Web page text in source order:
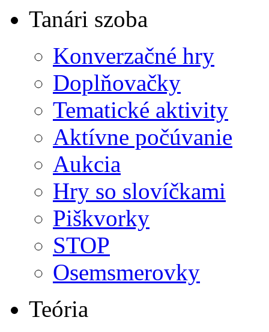
Tanári szoba
Konverzačné hry
Doplňovačky
Tematické aktivity
Aktívne počúvanie
Aukcia
Hry so slovíčkami
Piškvorky
STOP
Osemsmerovky
Teória